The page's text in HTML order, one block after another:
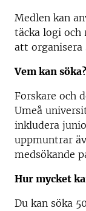
Medlen kan
täcka logi och
att organisera
Vem kan söka?
Forskare och
Umeå
inkludera
uppmuntrar
medsökande
Hur mycket
Du kan söka